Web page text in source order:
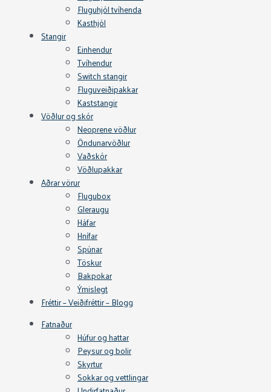
Fluguhjól tvíhenda
Kasthjól
Stangir
Einhendur
Tvíhendur
Switch stangir
Fluguveiðipakkar
Kaststangir
Vöðlur og skór
Neoprene vöðlur
Öndunarvöðlur
Vaðskór
Vöðlupakkar
Aðrar vörur
Flugubox
Gleraugu
Háfar
Hnífar
Spúnar
Töskur
Bakpokar
Ýmislegt
Fréttir – Veiðifréttir – Blogg
Fatnaður
Húfur og hattar
Peysur og bolir
Skyrtur
Sokkar og vettlingar